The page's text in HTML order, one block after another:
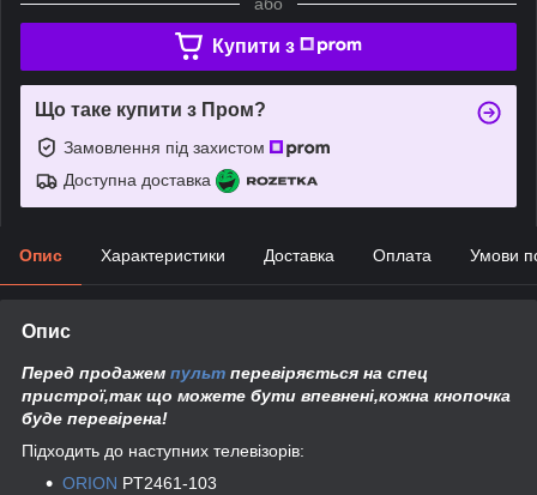
Купити з
Що таке купити з Пром?
Замовлення під захистом
Доступна доставка
Опис Характеристики Доставка Оплата Умови
Опис
Перед продажем пульт перевіряється на спец
пристрої,так що можете бути впевнені,кожна кнопочка
буде перевірена!
Підходить до наступних телевізорів:
ORION PT2461-103